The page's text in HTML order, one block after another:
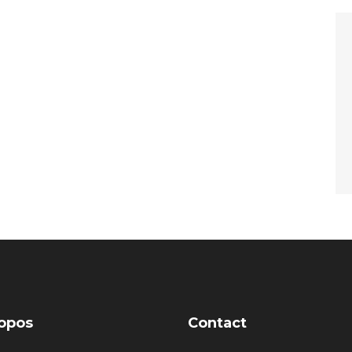
Contact